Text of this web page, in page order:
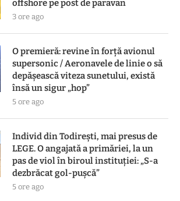
offshore pe post de paravan
3 ore ago
O premieră: revine în forță avionul
supersonic / Aeronavele de linie o să
depășească viteza sunetului, există
însă un sigur „hop”
5 ore ago
Individ din Todirești, mai presus de
LEGE. O angajată a primăriei, la un
pas de viol în biroul instituției: „S-a
dezbrăcat gol-pușcă”
5 ore ago